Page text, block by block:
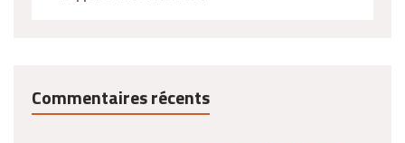
Commentaires récents